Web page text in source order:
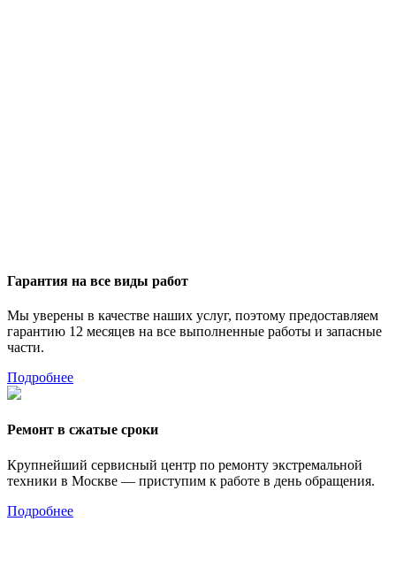
Гарантия на все виды работ
Мы уверены в качестве наших услуг, поэтому предоставляем
гарантию 12 месяцев на все выполненные работы и запасные
части.
Подробнее
Ремонт в сжатые сроки
Крупнейший сервисный центр по ремонту экстремальной
техники в Москве — приступим к работе в день обращения.
Подробнее